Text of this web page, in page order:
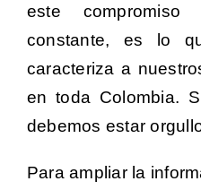
este
constante, es lo
caracteriza a
en toda Colombia.
debemos estar
Para ampliar la